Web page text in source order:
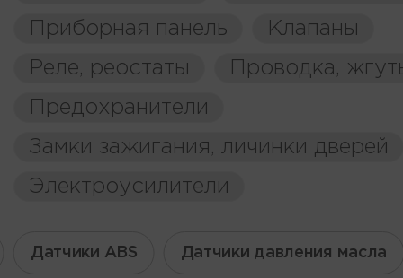
Приборная панель
Клапаны
Реле, реостаты
Проводка,
Предохранители
Замки зажигания, личинки дверей
Электроусилители
Датчики ABS Датчики давления масла